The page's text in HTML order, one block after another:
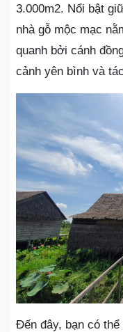
3.000m2. Nổi bật
nhà gỗ mộc mạc
quanh bởi cánh
cảnh yên bình và
Đến đây, bạn có thể